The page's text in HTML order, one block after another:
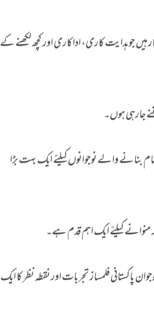
جو ہدایت کاری، اداکاری اور کچھ لکھنے کے
جارہی ہوں۔
بنانے والے نوجوانوں کیلئے ایک بہت بڑا
منوانے کیلئے ایک اہم قدم ہے۔
فلمساز تجربات اور نقطہ نظر کا ایک